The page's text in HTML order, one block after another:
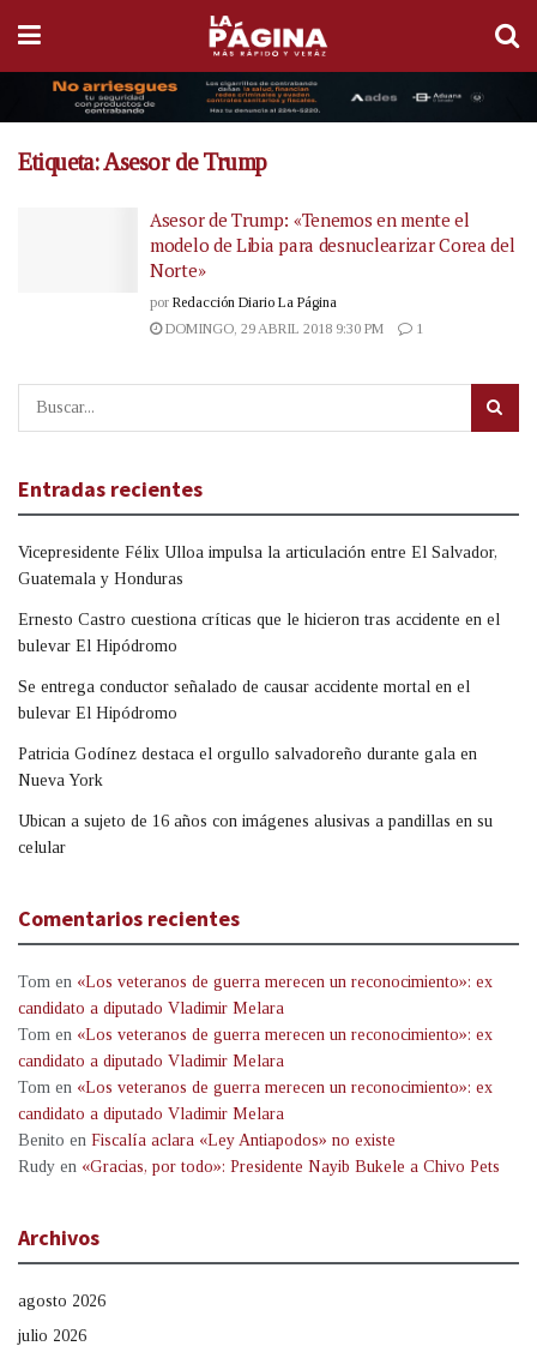
Etiqueta:Asesor de Trump
Asesor de Trump: «Tenemos en mente el
modelo de Libia para desnuclearizar Corea del
Norte»
por Redacción Diario La Página
DOMINGO, 29 ABRIL 2018 9:30 PM
1
Entradas recientes
Vicepresidente Félix Ulloa impulsa la articulación entre El Salvador,
Guatemala y Honduras
Ernesto Castro cuestiona críticas que le hicieron tras accidente en el
bulevar El Hipódromo
Se entrega conductor señalado de causar accidente mortal en el
bulevar El Hipódromo
Patricia Godínez destaca el orgullo salvadoreño durante gala en
Nueva York
Ubican a sujeto de 16 años con imágenes alusivas a pandillas en su
celular
Comentarios recientes
Tom en «Los veteranos de guerra merecen un reconocimiento»: ex
candidato a diputado Vladimir Melara
Tom en «Los veteranos de guerra merecen un reconocimiento»: ex
candidato a diputado Vladimir Melara
Tom en «Los veteranos de guerra merecen un reconocimiento»: ex
candidato a diputado Vladimir Melara
Benito en Fiscalía aclara «Ley Antiapodos» no existe
Rudy en «Gracias, por todo»: Presidente Nayib Bukele a Chivo Pets
Archivos
agosto 2026
julio 2026